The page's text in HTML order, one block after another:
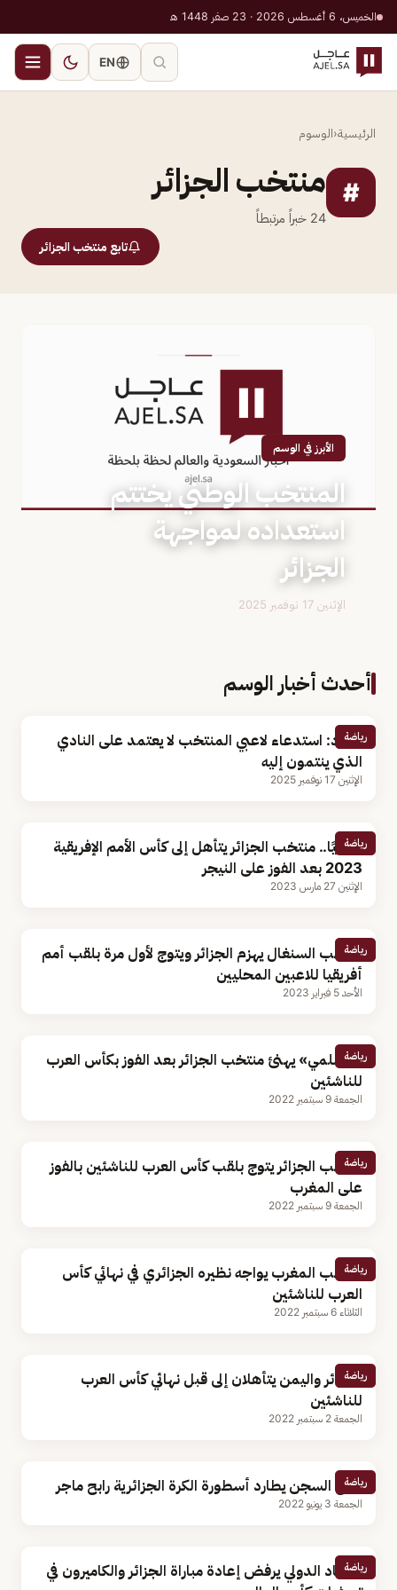
الخميس، 6 أغسطس 2026 · 23 صفر 1448 هـ
EN
الرئيسية‹الوسوم
# منتخب الجزائر
24 خبراً مرتبطاً
تابع منتخب الجزائر
الأبرز في الوسم
المنتخب الوطني يختتم
استعداده لمواجهة
الجزائر
الإثنين 17 نوفمبر 2025
أحدث أخبار الوسم
رياضة
رينارد: استدعاء لاعبي المنتخب لا يعتمد على النادي
الذي ينتمون إليه
الإثنين 17 نوفمبر 2025
رياضة
رسميًا.. منتخب الجزائر يتأهل إلى كأس الأمم الإفريقية
2023 بعد الفوز على النيجر
الإثنين 27 مارس 2023
رياضة
منتخب السنغال يهزم الجزائر ويتوج لأول مرة بلقب أمم
أفريقيا للاعبين المحليين
الأحد 5 فبراير 2023
رياضة
«السلمي» يهنئ منتخب الجزائر بعد الفوز بكأس العرب
للناشئين
الجمعة 9 سبتمبر 2022
رياضة
منتخب الجزائر يتوج بلقب كأس العرب للناشئين بالفوز
على المغرب
الجمعة 9 سبتمبر 2022
رياضة
منتخب المغرب يواجه نظيره الجزائري في نهائي كأس
العرب للناشئين
الثلاثاء 6 سبتمبر 2022
رياضة
الجزائر واليمن يتأهلان إلى قبل نهائي كأس العرب
للناشئين
الجمعة 2 سبتمبر 2022
رياضة
شبح السجن يطارد أسطورة الكرة الجزائرية رابح ماجر
الجمعة 3 يونيو 2022
رياضة
الاتحاد الدولي يرفض إعادة مباراة الجزائر والكاميرون في